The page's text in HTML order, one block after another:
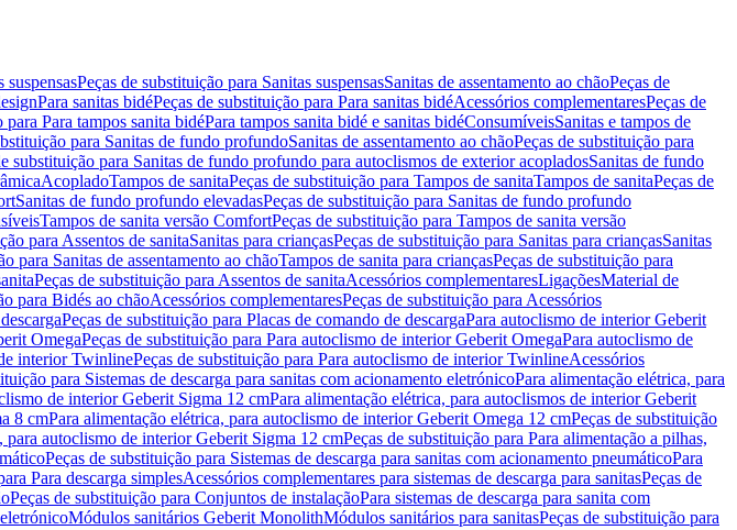
suspensasPeças de substituição para Sanitas suspensasSanitas de assentamento ao chãoPeças de
Para sanitas bidéPeças de substituição para Para sanitas bidéAcessórios complementaresPeças de
para Para tampos sanita bidéPara tampos sanita bidé e sanitas bidéConsumíveisSanitas e tampos de
para Sanitas de fundo profundoSanitas de assentamento ao chãoPeças de substituição para
substituição para Sanitas de fundo profundo para autoclismos de exterior acopladosSanitas de fundo
AcopladoTampos de sanitaPeças de substituição para Tampos de sanitaTampos de sanitaPeças de
Sanitas de fundo profundo elevadasPeças de substituição para Sanitas de fundo profundo
Tampos de sanita versão ComfortPeças de substituição para Tampos de sanita versão
para Assentos de sanitaSanitas para criançasPeças de substituição para Sanitas para criançasSanitas
para Sanitas de assentamento ao chãoTampos de sanita para criançasPeças de substituição para
Peças de substituição para Assentos de sanitaAcessórios complementaresLigaçõesMaterial de
para Bidés ao chãoAcessórios complementaresPeças de substituição para Acessórios
Peças de substituição para Placas de comando de descargaPara autoclismo de interior Geberit
OmegaPeças de substituição para Para autoclismo de interior Geberit OmegaPara autoclismo de
interior TwinlinePeças de substituição para Para autoclismo de interior TwinlineAcessórios
para Sistemas de descarga para sanitas com acionamento eletrónicoPara alimentação elétrica, para
de interior Geberit Sigma 12 cmPara alimentação elétrica, para autoclismos de interior Geberit
8 cmPara alimentação elétrica, para autoclismo de interior Geberit Omega 12 cmPeças de substituição
para autoclismo de interior Geberit Sigma 12 cmPeças de substituição para Para alimentação a pilhas,
Peças de substituição para Sistemas de descarga para sanitas com acionamento pneumáticoPara
Para descarga simplesAcessórios complementares para sistemas de descarga para sanitasPeças de
Peças de substituição para Conjuntos de instalaçãoPara sistemas de descarga para sanita com
Módulos sanitários Geberit MonolithMódulos sanitários para sanitasPeças de substituição para